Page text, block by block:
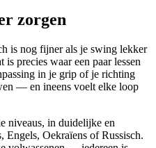
zorgen
is nog fijner als je swing lekker
precies waar een paar lessen
in je grip of je richting
— en ineens voelt elke loop
niveaus, in duidelijke en
Engels, Oekraïens of Russisch.